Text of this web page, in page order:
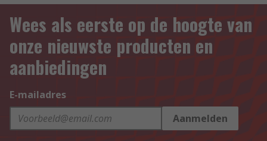
Wees als eerste op de hoogte van
onze nieuwste producten en
aanbiedingen
E-mailadres
Aanmelden